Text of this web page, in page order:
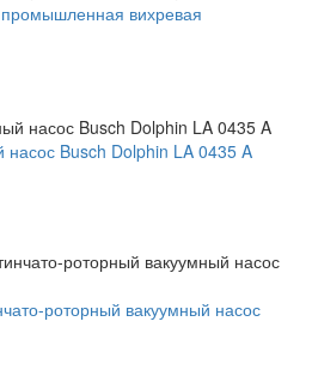
вихревая
насос Busch Dolphin LA 0435 A
роторный вакуумный насос